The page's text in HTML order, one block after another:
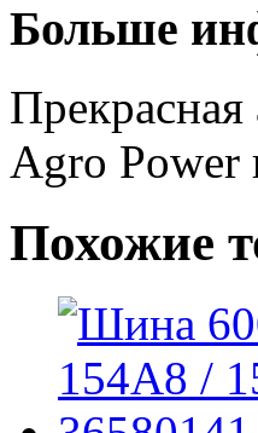
Больше
Agro Power
Похожие